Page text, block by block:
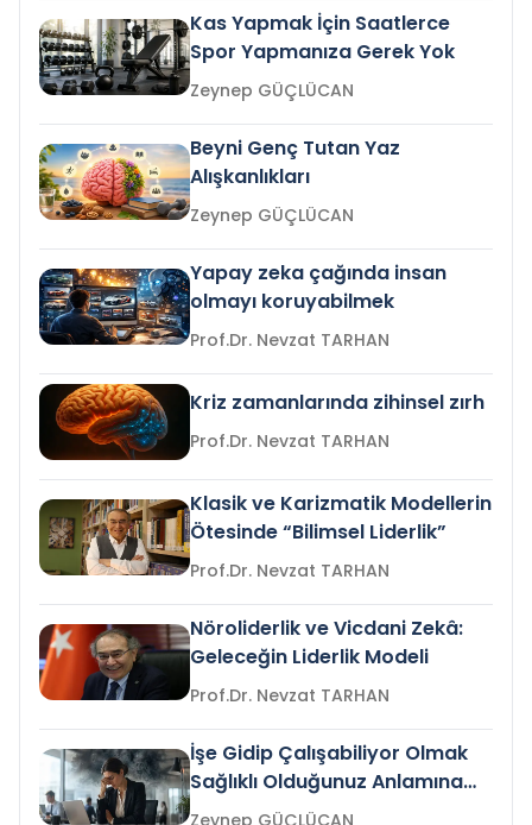
Kas Yapmak İçin Saatlerce
Spor Yapmanıza Gerek Yok
Zeynep GÜÇLÜCAN
Beyni Genç Tutan Yaz
Alışkanlıkları
Zeynep GÜÇLÜCAN
Yapay zeka çağında insan
olmayı koruyabilmek
Prof.Dr. Nevzat TARHAN
Kriz zamanlarında zihinsel zırh
Prof.Dr. Nevzat TARHAN
Klasik ve Karizmatik Modellerin
Ötesinde “Bilimsel Liderlik”
Prof.Dr. Nevzat TARHAN
Nöroliderlik ve Vicdani Zekâ:
Geleceğin Liderlik Modeli
Prof.Dr. Nevzat TARHAN
İşe Gidip Çalışabiliyor Olmak
Sağlıklı Olduğunuz Anlamına
Gelir mi?Zeynep GÜÇLÜCAN